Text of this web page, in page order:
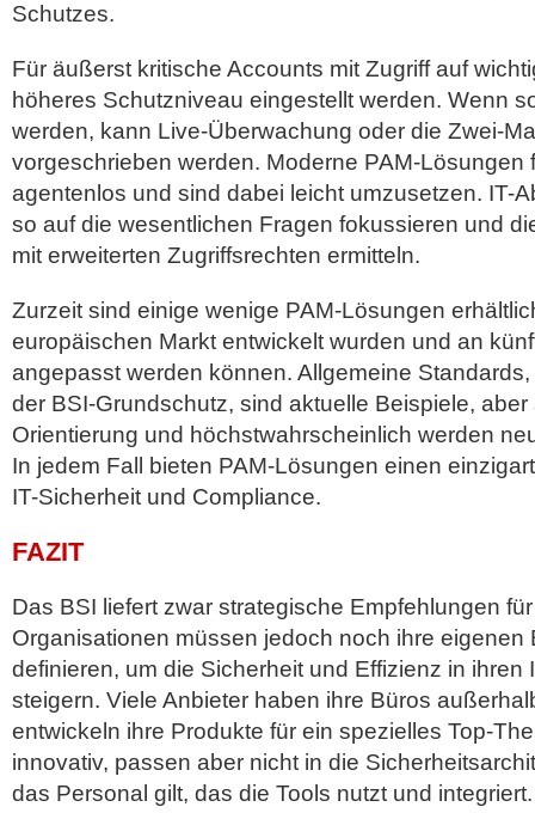
Schutzes.
Für äußerst kritische Accounts mit Zugriff auf
höheres Schutzniveau eingestellt werden. Wenn
werden, kann Live-Überwachung oder die Zwei-
vorgeschrieben werden. Moderne PAM-Lösungen
agentenlos und sind dabei leicht umzusetzen. IT-
so auf die wesentlichen Fragen fokussieren und
mit erweiterten Zugriffsrechten ermitteln.
Zurzeit sind einige wenige PAM-Lösungen
europäischen Markt entwickelt wurden und an
angepasst werden können. Allgemeine
der BSI-Grundschutz, sind aktuelle Beispiele,
Orientierung und höchstwahrscheinlich werden
In jedem Fall bieten PAM-Lösungen einen
IT-Sicherheit und Compliance.
FAZIT
Das BSI liefert zwar strategische Empfehlungen
Organisationen müssen jedoch noch ihre eigenen
definieren, um die Sicherheit und Effizienz in ihren
steigern. Viele Anbieter haben ihre Büros
entwickeln ihre Produkte für ein spezielles Top-
innovativ, passen aber nicht in die
das Personal gilt, das die Tools nutzt und integriert.